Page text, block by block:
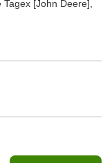
[John Deere],